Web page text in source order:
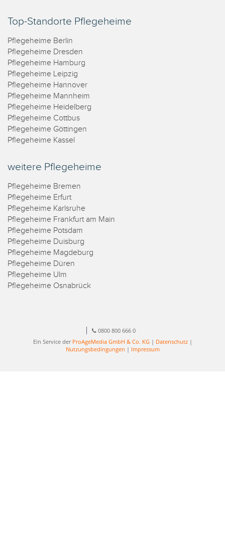
Top-Standorte Pflegeheime
Pflegeheime Berlin
Pflegeheime Dresden
Pflegeheime Hamburg
Pflegeheime Leipzig
Pflegeheime Hannover
Pflegeheime Mannheim
Pflegeheime Heidelberg
Pflegeheime Cottbus
Pflegeheime Göttingen
Pflegeheime Kassel
weitere Pflegeheime
Pflegeheime Bremen
Pflegeheime Erfurt
Pflegeheime Karlsruhe
Pflegeheime Frankfurt am Main
Pflegeheime Potsdam
Pflegeheime Duisburg
Pflegeheime Magdeburg
Pflegeheime Düren
Pflegeheime Ulm
Pflegeheime Osnabrück
0800 800 666 0
Ein Service der ProAgeMedia GmbH & Co. KG| Datenschutz|
Nutzungsbedingungen | Impressum